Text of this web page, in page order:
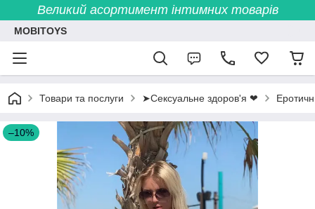
Великий асортимент інтимних товарів
MOBITOYS
Товари та послуги ➤Сексуальне здоров'я ❤
–10%